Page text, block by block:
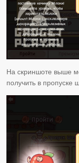
На скриншоте выше
получить в пропуске